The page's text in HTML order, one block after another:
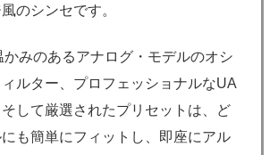
のシンセです。
かみのあるアナログ・モデルのオシ
ルター、プロフェッショナルなUA
して厳選されたプリセットは、ど
も簡単にフィットし、即座にアル